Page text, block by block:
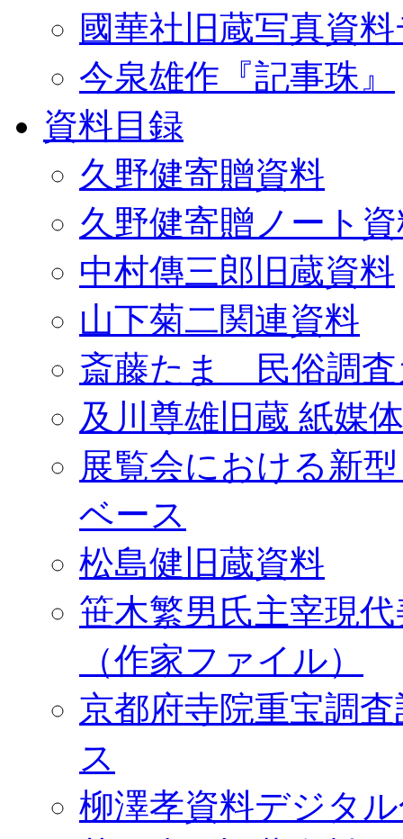
國華社旧蔵写真資
今泉雄作『記事珠』
資料目録
久野健寄贈資料
久野健寄贈ノート
中村傳三郎旧蔵資料
山下菊二関連資料
斎藤たま 民俗調査
及川尊雄旧蔵 紙媒
展覧会における新
ベース
松島健旧蔵資料
笹木繁男氏主宰現
（作家ファイル）
京都府寺院重宝調
ス
柳澤孝資料デジタ